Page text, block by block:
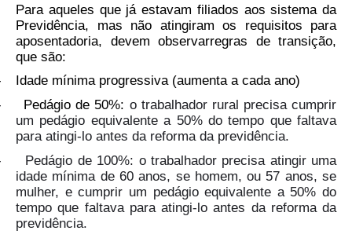
Para aqueles que já estavam filiados aos sistema da
Previdência, mas não atingiram os requisitos para
aposentadoria, devem observarregras de transição,
que são:
Idade mínima progressiva (aumenta a cada ano)
Pedágio de 50%: o trabalhador rural precisa cumprir
um pedágio equivalente a 50% do tempo que faltava
para atingi-lo antes da reforma da previdência.
Pedágio de 100%: o trabalhador precisa atingir uma
idade mínima de 60 anos, se homem, ou 57 anos, se
mulher, e cumprir um pedágio equivalente a 50% do
tempo que faltava para atingi-lo antes da reforma da
previdência.